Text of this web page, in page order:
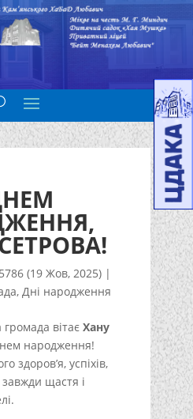
(19 Жов, 2025) |
,Дні народження
вітає Хану
народження!
здоров’я, успіхів,
завжди щастя і